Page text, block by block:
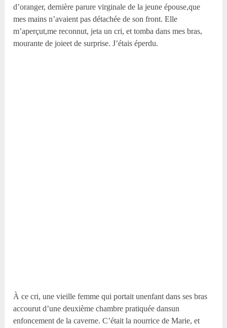
d’oranger, dernière parure virginale de la jeune épouse,que
mes mains n’avaient pas détachée de son front. Elle
m’aperçut,me reconnut, jeta un cri, et tomba dans mes bras,
mourante de joieet de surprise. J’étais éperdu.
À ce cri, une vieille femme qui portait unenfant dans ses bras
accourut d’une deuxième chambre pratiquée dansun
enfoncement de la caverne. C’était la nourrice de Marie, et